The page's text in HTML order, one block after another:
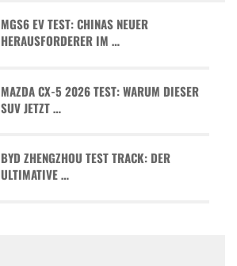
MGS6 EV TEST: CHINAS NEUER
HERAUSFORDERER IM …
MAZDA CX-5 2026 TEST: WARUM DIESER
SUV JETZT …
BYD ZHENGZHOU TEST TRACK: DER
ULTIMATIVE …